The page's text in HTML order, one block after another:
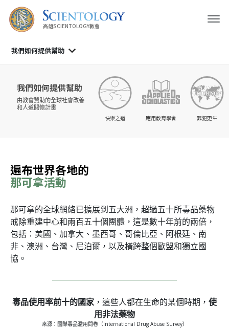
高雄SCIENTOLOGY教會
我們如何提供幫助
我們如何提供幫助
由教會贊助的全球社會改善
和人道關懷計畫
快樂之道
應用教育學會 罪犯更生
遍布世界各地的
那可拿活動
那可拿的全球網絡已擴展到五大洲，超過五十所毒品藥物
戒除重建中心和兩百五十個團體，這是數十年前的兩倍，
包括：美國、加拿大、墨西哥、哥倫比亞、阿根廷、南
非、澳洲、台灣、尼泊爾，以及橫跨整個歐盟和獨立國
協。
毒品使用率前十的國家 ，這些人都在生命的某個時期， 使
用非法藥物
來源：國際毒品濫用問卷（International Drug Abuse Survey）